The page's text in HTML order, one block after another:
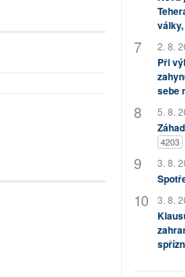
2. 8.
Při
sebe
5. 8.
4203
3. 8.
3. 8.